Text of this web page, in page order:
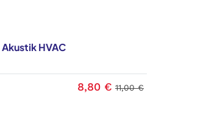
HVAC
8,80 € 11,00 €